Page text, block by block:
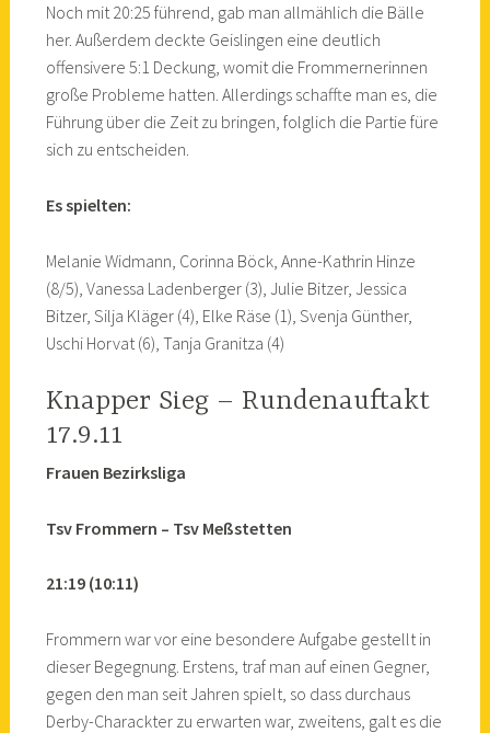
Noch mit 20:25 führend, gab man allmählich die Bälle
her. Außerdem deckte Geislingen eine deutlich
offensivere 5:1 Deckung, womit die Frommernerinnen
große Probleme hatten. Allerdings schaffte man es, die
Führung über die Zeit zu bringen, folglich die Partie füre
sich zu entscheiden.
Es spielten:
Melanie Widmann, Corinna Böck, Anne-Kathrin Hinze
(8/5), Vanessa Ladenberger (3), Julie Bitzer, Jessica
Bitzer, Silja Kläger (4), Elke Räse (1), Svenja Günther,
Uschi Horvat (6), Tanja Granitza (4)
Knapper Sieg – Rundenauftakt
17.9.11
Frauen Bezirksliga
Tsv Frommern – Tsv Meßstetten
21:19 (10:11)
Frommern war vor eine besondere Aufgabe gestellt in
dieser Begegnung. Erstens, traf man auf einen Gegner,
gegen den man seit Jahren spielt, so dass durchaus
Derby-Charackter zu erwarten war, zweitens, galt es die